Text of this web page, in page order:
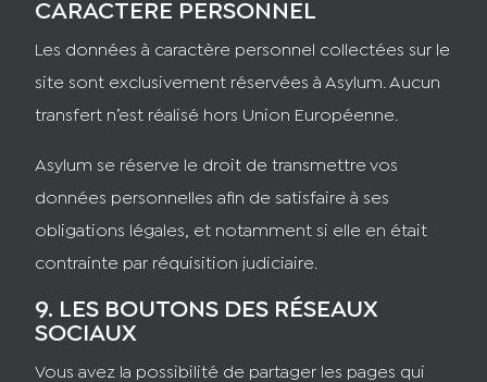
CARACTERE PERSONNEL
Les données à caractère personnel collectées sur le
site sont exclusivement réservées à Asylum. Aucun
transfert n’est réalisé hors Union Européenne.
Asylum se réserve le droit de transmettre vos
données personnelles afin de satisfaire à ses
obligations légales, et notamment si elle en était
contrainte par réquisition judiciaire.
9. LES BOUTONS DES RÉSEAUX
SOCIAUX
Vous avez la possibilité de partager les pages qui